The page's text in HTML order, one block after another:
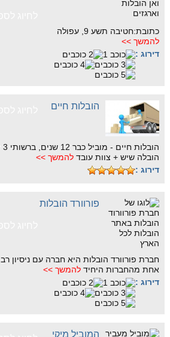
כתובת:חטיבה תשע 9, עפולה
להמשך >>
דירוג :
הובלות חיים
הובלה שיש + צוות עובד להמשך >>
דירוג :
פורוורד הובלות
חברת פורוורד הובלות היא חברה עם ניסיון
אחת מהחברות היחיד להמשך >>
דירוג :
המוביל מיקי